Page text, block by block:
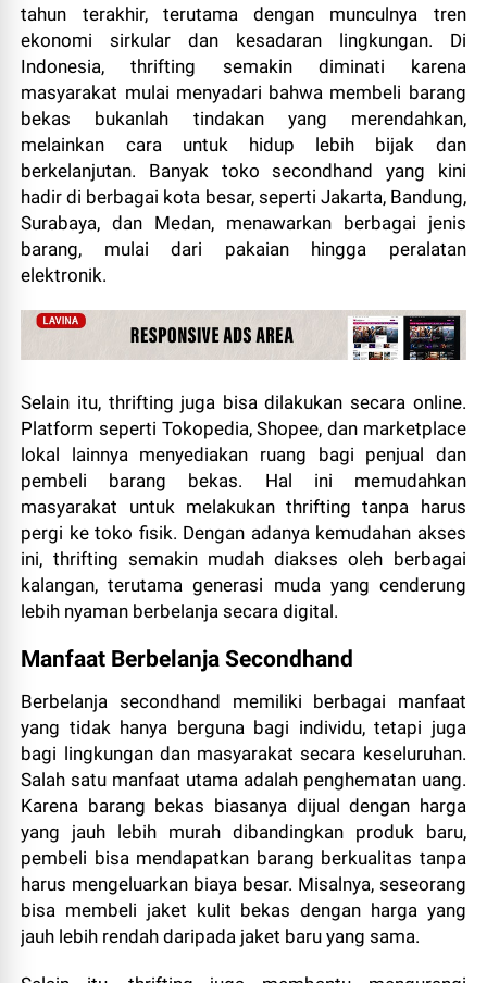
tahun terakhir, terutama dengan munculnya tren
ekonomi sirkular dan kesadaran lingkungan. Di
Indonesia, thrifting semakin diminati karena
masyarakat mulai menyadari bahwa membeli barang
bekas bukanlah tindakan yang merendahkan,
melainkan cara untuk hidup lebih bijak dan
berkelanjutan. Banyak toko secondhand yang kini
hadir di berbagai kota besar, seperti Jakarta, Bandung,
Surabaya, dan Medan, menawarkan berbagai jenis
barang, mulai dari pakaian hingga peralatan
elektronik.
Selain itu, thrifting juga bisa dilakukan secara online.
Platform seperti Tokopedia, Shopee, dan marketplace
lokal lainnya menyediakan ruang bagi penjual dan
pembeli barang bekas. Hal ini memudahkan
masyarakat untuk melakukan thrifting tanpa harus
pergi ke toko fisik. Dengan adanya kemudahan akses
ini, thrifting semakin mudah diakses oleh berbagai
kalangan, terutama generasi muda yang cenderung
lebih nyaman berbelanja secara digital.
Manfaat Berbelanja Secondhand
Berbelanja secondhand memiliki berbagai manfaat
yang tidak hanya berguna bagi individu, tetapi juga
bagi lingkungan dan masyarakat secara keseluruhan.
Salah satu manfaat utama adalah penghematan uang.
Karena barang bekas biasanya dijual dengan harga
yang jauh lebih murah dibandingkan produk baru,
pembeli bisa mendapatkan barang berkualitas tanpa
harus mengeluarkan biaya besar. Misalnya, seseorang
bisa membeli jaket kulit bekas dengan harga yang
jauh lebih rendah daripada jaket baru yang sama.